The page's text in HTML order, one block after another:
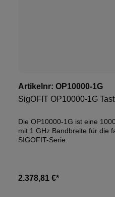
Artikelnr: OP10000-1G
SigOFIT OP10000-1G
Die OP10000-1G ist eine
mit 1 GHz Bandbreite für die
SIGOFIT-Serie.
2.378,81 €*